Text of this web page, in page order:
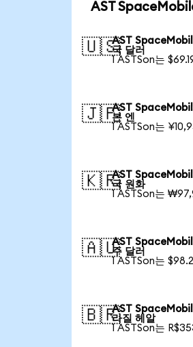
AST
🇺🇸AST
국 달러
1 ASTSon는
🇯🇵AST
본 엔
1 ASTSon는
🇰🇷AST
국 원화
1 ASTSon는
🇦🇺AST
주 달러
1 ASTSon는
🇧🇷AST
라질 헤알
1 ASTSon는